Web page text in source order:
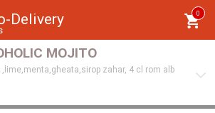
Delivery 0
MOJITO
,lime,menta,gheata,sirop zahar, 4 cl rom alb